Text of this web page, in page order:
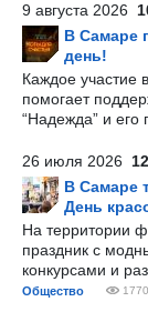
9 августа 2026
В Самаре
день!
Каждое участие
помогает
“Надежда” и его
26 июля 2026
В Самаре
День
На территории
праздник с
конкурсами и
Общество 1770